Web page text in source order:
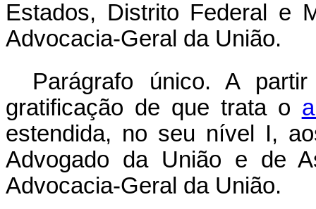
Estados, Distrito Federal e
Advocacia-Geral da União.
Parágrafo único. A
gratificação de que trata o
estendida, no seu nível I,
Advogado da União e de
Advocacia-Geral da União.